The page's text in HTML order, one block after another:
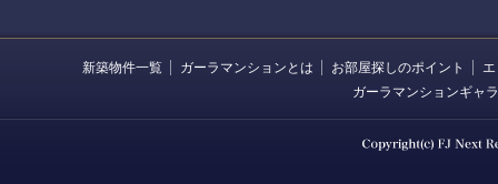
新築物件一覧 ガーラマンションとは お部屋探しのポイント
ガーラマンションギャ